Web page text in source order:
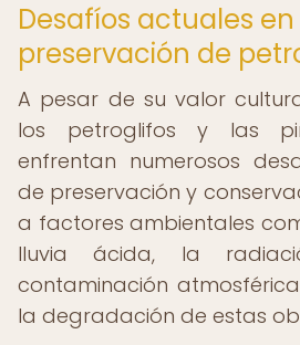
Desafíos actuales
preservación de
A pesar de su valor
los petroglifos y las
enfrentan numerosos
de preservación y
a factores ambientales
lluvia ácida, la
contaminación
la degradación de estas